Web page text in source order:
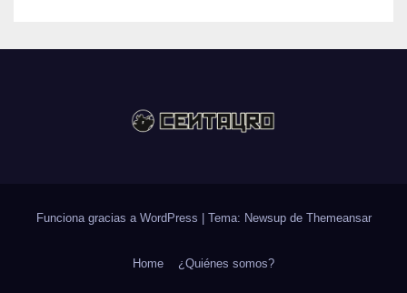
Funciona gracias a WordPress Tema: Newsup de Themeansar
Home ¿Quiénes somos?